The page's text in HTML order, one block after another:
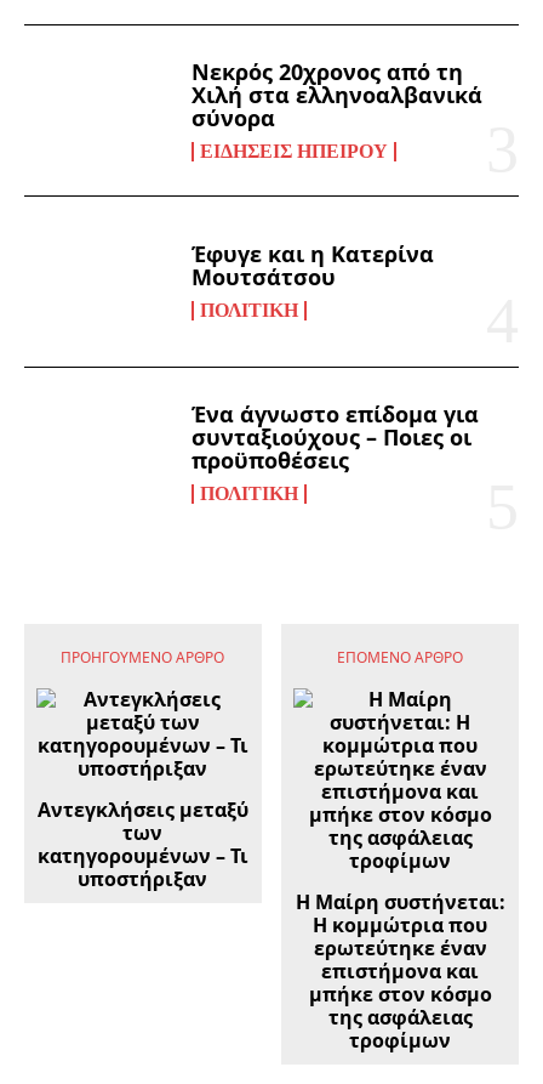
Νεκρός 20χρονος από τη
Χιλή στα ελληνοαλβανικά
σύνορα
ΕΙΔΉΣΕΙΣ ΗΠΕΊΡΟΥ
Έφυγε και η Κατερίνα
Μουτσάτσου
ΠΟΛΙΤΙΚΉ
Ένα άγνωστο επίδομα για
συνταξιούχους – Ποιες οι
προϋποθέσεις
ΠΟΛΙΤΙΚΉ
ΠΡΟΗΓΟΎΜΕΝΟ ΆΡΘΡΟ
Αντεγκλήσεις μεταξύ
των
κατηγορουμένων – Τι
υποστήριξαν
ΕΠΌΜΕΝΟ ΆΡΘΡΟ
Η Μαίρη συστήνεται:
Η κομμώτρια που
ερωτεύτηκε έναν
επιστήμονα και
μπήκε στον κόσμο
της ασφάλειας
τροφίμων